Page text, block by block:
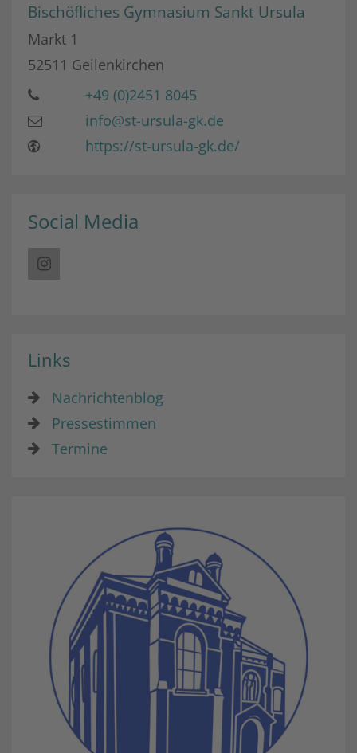
Bischöfliches Gymnasium Sankt Ursula
Markt 1
52511 Geilenkirchen
+49 (0)2451 8045
info@st-ursula-gk.de
https://st-ursula-gk.de/
Social Media
Links
Nachrichtenblog
Pressestimmen
Termine